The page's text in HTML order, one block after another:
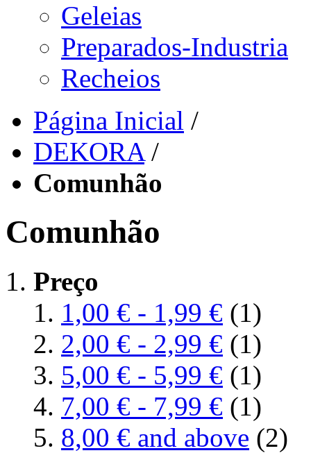
Geleias
Preparados-Industria
Recheios
Página Inicial /
DEKORA /
Comunhão
Comunhão
Preço
1,00 € - 1,99 € (1)
2,00 € - 2,99 € (1)
5,00 € - 5,99 € (1)
7,00 € - 7,99 € (1)
8,00 € and above (2)